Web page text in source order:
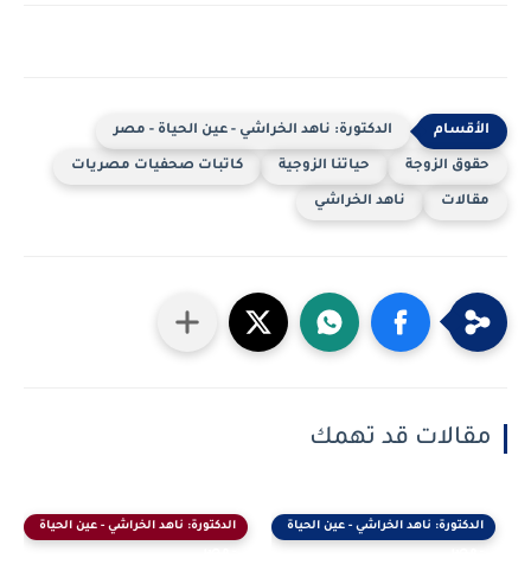
الدكتورة: ناهد الخراشي - عين الحياة - مصر
حقوق الزوجة حياتنا الزوجية كاتبات صحفيات مصريات
مقالات ناهد الخراشي
مقالات قد تهمك
الدكتورة: ناهد الخراشي - عين الحياة
الدكتورة: ناهد الخراشي - عين الحياة